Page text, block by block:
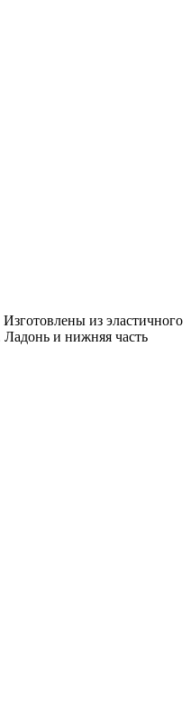
из эластичного
и нижняя часть